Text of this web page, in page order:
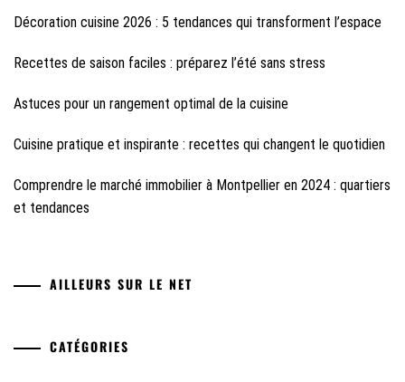
Décoration cuisine 2026 : 5 tendances qui transforment l’espace
Recettes de saison faciles : préparez l’été sans stress
Astuces pour un rangement optimal de la cuisine
Cuisine pratique et inspirante : recettes qui changent le quotidien
Comprendre le marché immobilier à Montpellier en 2024 : quartiers
et tendances
AILLEURS SUR LE NET
CATÉGORIES